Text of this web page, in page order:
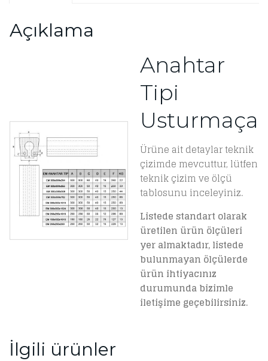
Açıklama
Anahtar
Tipi
Usturmaça
Ürüne ait detaylar teknik
çizimde mevcuttur, lütfen
teknik çizim ve ölçü
tablosunu inceleyiniz.
Listede standart olarak
üretilen ürün ölçüleri
yer almaktadır, listede
bulunmayan ölçülerde
ürün ihtiyacınız
durumunda bizimle
iletişime geçebilirsiniz.
İlgili ürünler